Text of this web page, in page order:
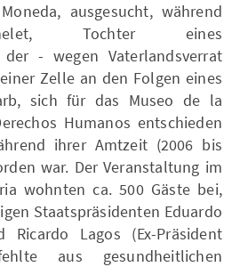
ausgesucht, während
Tochter eines
der - wegen Vaterlandsverrat
Zelle an den Folgen eines
sich für das Museo de la
Humanos entschieden
ihrer Amtzeit (2006 bis
war. Der Veranstaltung im
wohnten ca. 500 Gäste bei,
Staatspräsidenten Eduardo
Ricardo Lagos (Ex-Präsident
aus gesundheitlichen